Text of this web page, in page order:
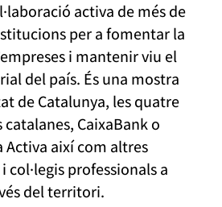
activa de més de
per a fomentar la
i mantenir viu el
del país. És una mostra
de Catalunya, les quatre
CaixaBank o
Activa així com altres
col·legis professionals a
del territori.